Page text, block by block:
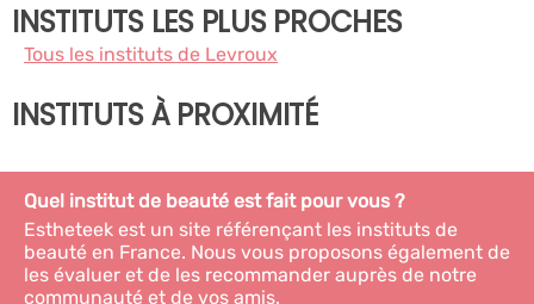
INSTITUTS LES PLUS PROCHES
Tous les instituts de Levroux
INSTITUTS À PROXIMITÉ
Quel institut de beauté est fait pour vous ?
Estheteek est un site référençant les instituts de
beauté en France. Nous vous proposons également de
les évaluer et de les recommander auprès de notre
communauté et de vos amis.